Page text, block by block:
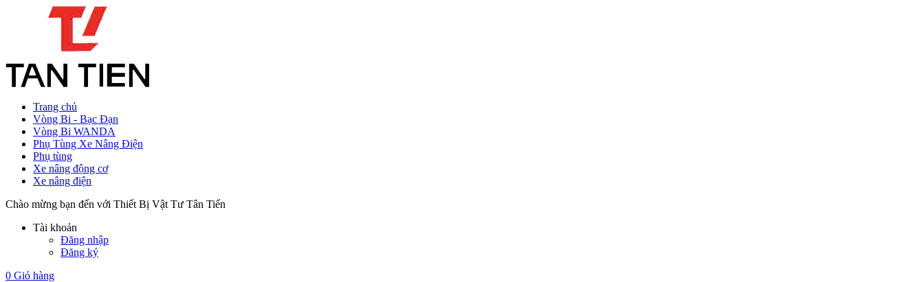
Trang chủ
Vòng Bi - Bạc Đạn
Vòng Bi WANDA
Phụ Tùng Xe Nâng Điện
Phụ tùng
Xe nâng động cơ
Xe nâng điện
Chào mừng bạn đến với Thiết Bị Vật Tư Tân Tiến
Tài khoản
Đăng nhập
Đăng ký
0 Giỏ hàng